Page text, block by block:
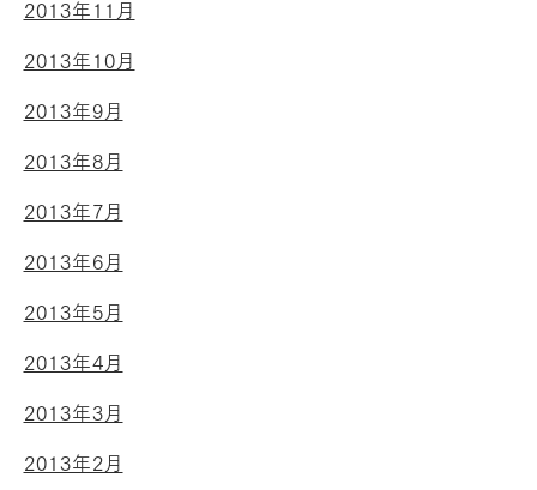
2013年11月
2013年10月
2013年9月
2013年8月
2013年7月
2013年6月
2013年5月
2013年4月
2013年3月
2013年2月